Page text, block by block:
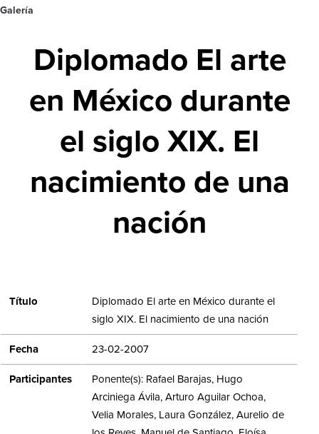
Galería
Diplomado El arte
en México durante
el siglo XIX. El
nacimiento de una
nación
Título
Diplomado El arte en México durante el
siglo XIX. El nacimiento de una nación
Fecha 23-02-2007
Participantes
Ponente(s): Rafael Barajas, Hugo
Arciniega Ávila, Arturo Aguilar Ochoa,
Velia Morales, Laura González, Aurelio de